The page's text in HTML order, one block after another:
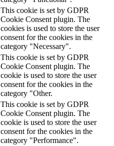
This cookie is set by GDPR
Cookie Consent plugin. The
cookies is used to store the user
consent for the cookies in the
category "Necessary".
This cookie is set by GDPR
Cookie Consent plugin. The
cookie is used to store the user
consent for the cookies in the
category "Other.
This cookie is set by GDPR
Cookie Consent plugin. The
cookie is used to store the user
consent for the cookies in the
category "Performance".